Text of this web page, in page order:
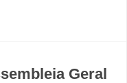
Geral